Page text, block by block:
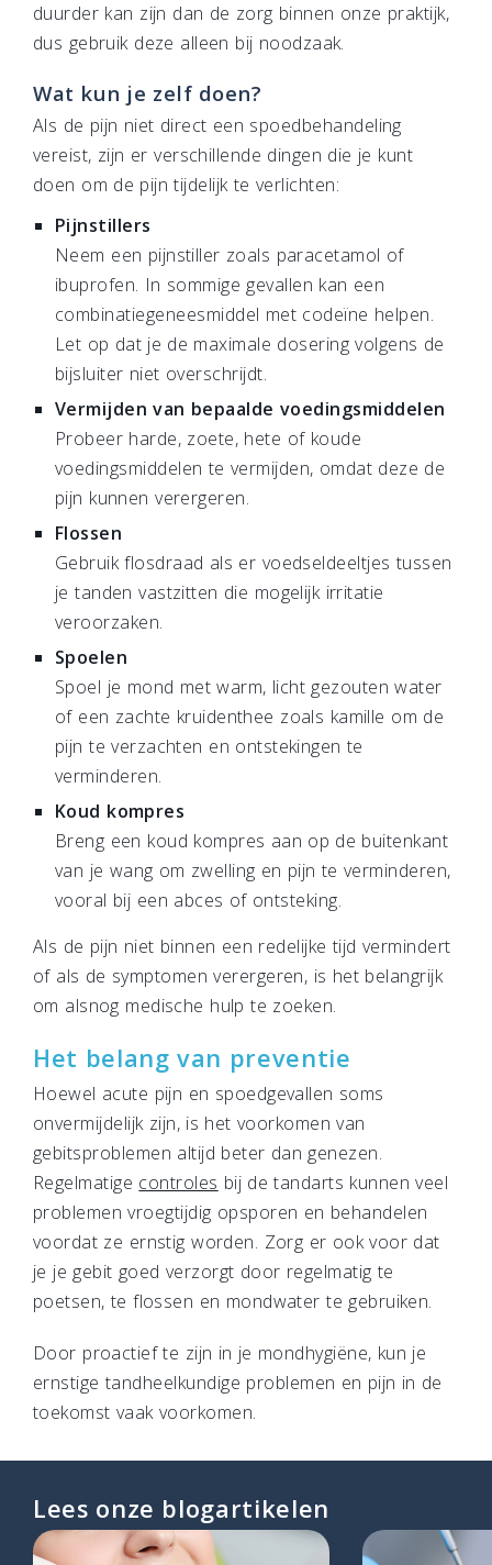
duurder kan zijn dan de zorg binnen onze praktijk,
dus gebruik deze alleen bij noodzaak.
Wat kun je zelf doen?
Als de pijn niet direct een spoedbehandeling
vereist, zijn er verschillende dingen die je kunt
doen om de pijn tijdelijk te verlichten:
Pijnstillers
Neem een pijnstiller zoals paracetamol of
ibuprofen. In sommige gevallen kan een
combinatiegeneesmiddel met codeïne helpen.
Let op dat je de maximale dosering volgens de
bijsluiter niet overschrijdt.
Vermijden van bepaalde voedingsmiddelen
Probeer harde, zoete, hete of koude
voedingsmiddelen te vermijden, omdat deze de
pijn kunnen verergeren.
Flossen
Gebruik flosdraad als er voedseldeeltjes tussen
je tanden vastzitten die mogelijk irritatie
veroorzaken.
Spoelen
Spoel je mond met warm, licht gezouten water
of een zachte kruidenthee zoals kamille om de
pijn te verzachten en ontstekingen te
verminderen.
Koud kompres
Breng een koud kompres aan op de buitenkant
van je wang om zwelling en pijn te verminderen,
vooral bij een abces of ontsteking.
Als de pijn niet binnen een redelijke tijd vermindert
of als de symptomen verergeren, is het belangrijk
om alsnog medische hulp te zoeken.
Het belang van preventie
Hoewel acute pijn en spoedgevallen soms
onvermijdelijk zijn, is het voorkomen van
gebitsproblemen altijd beter dan genezen.
Regelmatige controles bij de tandarts kunnen veel
problemen vroegtijdig opsporen en behandelen
voordat ze ernstig worden. Zorg er ook voor dat
je je gebit goed verzorgt door regelmatig te
poetsen, te flossen en mondwater te gebruiken.
Door proactief te zijn in je mondhygiëne, kun je
ernstige tandheelkundige problemen en pijn in de
toekomst vaak voorkomen.
Lees onze blogartikelen